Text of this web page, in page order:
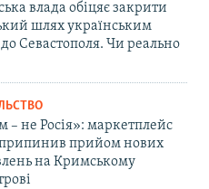
влада обіцяє закрити
шлях українським
Севастополя. Чи реально
– не Росія»: маркетплейс
прийом нових
на Кримському